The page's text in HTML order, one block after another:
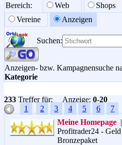
Bereich: Web Shops
Vereine
Anzeigen
Suchen:
Anzeigen- bzw. Kampagnensuche
Kategorie
233 Treffer für: Anzeige: 0-20
1
2 3 4 5 6 7
Meine Homepage |
Profitrader24 -
Bronzepaket